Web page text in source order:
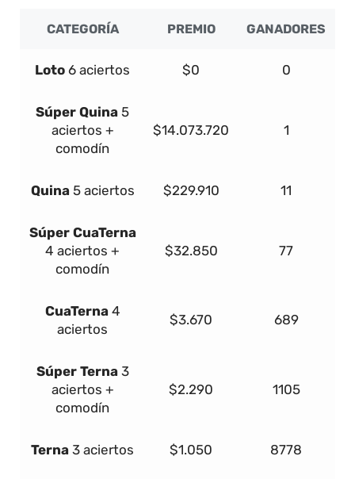
CATEGORÍA PREMIO GANADORES
Loto 6 aciertos $0 0
Súper Quina 5
aciertos +
comodín
$14.073.720 1
Quina 5 aciertos $229.910 11
Súper CuaTerna
4 aciertos +
comodín
$32.850 77
CuaTerna 4
aciertos
$3.670 689
Súper Terna 3
aciertos +
comodín
$2.290 1105
Terna 3 aciertos $1.050 8778